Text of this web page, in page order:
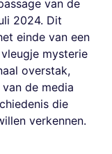
van de
2024. Dit
einde van een
mysterie
overstak,
de media
die
verkennen.